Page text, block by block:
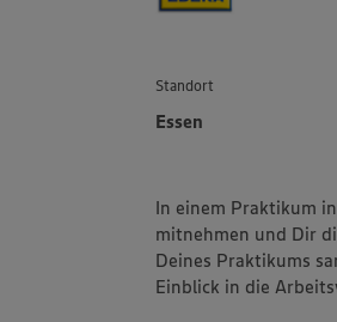
Standort
Essen
In einem Praktikum
mitnehmen und Dir
Deines Praktikums
Einblick in die